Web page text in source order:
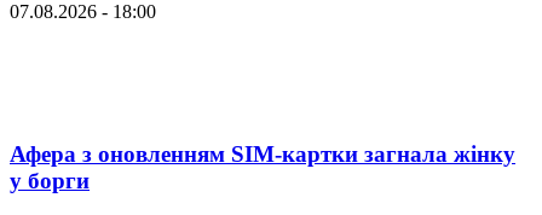
07.08.2026 - 18:00
Афера з оновленням SIM-картки загнала жінку
у борги